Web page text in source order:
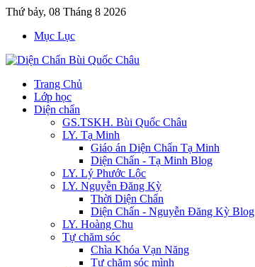
Thứ bảy, 08 Tháng 8 2026
Mục Lục
Trang Chủ
Lớp học
Diện chẩn
GS.TSKH. Bùi Quốc Châu
LY. Tạ Minh
Giáo án Diện Chẩn Tạ Minh
Diện Chẩn - Tạ Minh Blog
LY. Lý Phước Lộc
LY. Nguyễn Đăng Kỳ
Thời Diện Chẩn
Diện Chẩn - Nguyễn Đăng Kỳ Blog
LY. Hoàng Chu
Tự chăm sóc
Chìa Khóa Vạn Năng
Tự chăm sóc mình